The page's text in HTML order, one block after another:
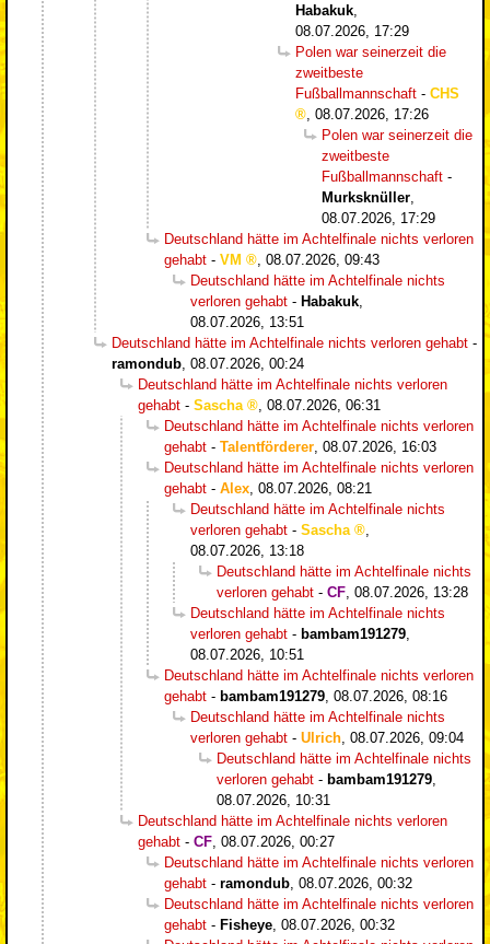
Habakuk
08.07.2026, 17:29
Polen war seinerzeit die
zweitbeste
Fußballmannschaft - CHS
08.07.2026, 17:26
Polen war seinerzeit die
zweitbeste
Fußballmannschaft -
Murksknüller
08.07.2026, 17:29
Deutschland hätte im Achtelfinale nichts verloren
gehabt - VM
08.07.2026, 09:43
Deutschland hätte im Achtelfinale nichts
verloren gehabt - Habakuk
08.07.2026, 13:51
Deutschland hätte im Achtelfinale nichts verloren gehabt -
ramondub 08.07.2026, 00:24
Deutschland hätte im Achtelfinale nichts verloren
gehabt - Sascha
08.07.2026, 06:31
Deutschland hätte im Achtelfinale nichts verloren
gehabt - Talentförderer 08.07.2026, 16:03
Deutschland hätte im Achtelfinale nichts verloren
gehabt - Alex 08.07.2026, 08:21
Deutschland hätte im Achtelfinale nichts
verloren gehabt - Sascha
08.07.2026, 13:18
Deutschland hätte im Achtelfinale nichts
verloren gehabt - CF 08.07.2026, 13:28
Deutschland hätte im Achtelfinale nichts
verloren gehabt - bambam191279
08.07.2026, 10:51
Deutschland hätte im Achtelfinale nichts verloren
gehabt - bambam191279 08.07.2026, 08:16
Deutschland hätte im Achtelfinale nichts
verloren gehabt - Ulrich 08.07.2026, 09:04
Deutschland hätte im Achtelfinale nichts
verloren gehabt - bambam191279
08.07.2026, 10:31
Deutschland hätte im Achtelfinale nichts verloren
gehabt - CF 08.07.2026, 00:27
Deutschland hätte im Achtelfinale nichts verloren
gehabt - ramondub 08.07.2026, 00:32
Deutschland hätte im Achtelfinale nichts verloren
gehabt - Fisheye 08.07.2026, 00:32